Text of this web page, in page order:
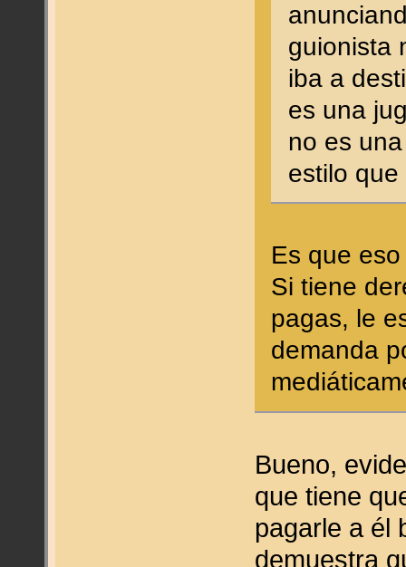
guionista
iba a
es una
no es
estilo
Es que
Si tiene
pagas, le
demanda
Bueno,
que tiene
pagarle a él
demuestra